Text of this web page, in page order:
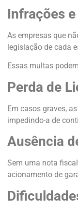
Infrações
As empresas que
legislação de cada
Essas multas
Perda de
Em casos graves,
impedindo-a de
Ausência
Sem uma nota
acionamento de